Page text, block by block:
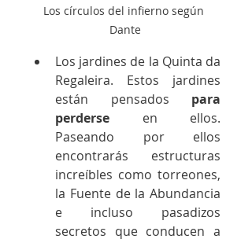
Los círculos del infierno según
Dante
Los jardines de la Quinta da
Regaleira. Estos jardines
están pensados para
perderse en ellos.
Paseando por ellos
encontrarás estructuras
increíbles como torreones,
la Fuente de la Abundancia
e incluso pasadizos
secretos que conducen a